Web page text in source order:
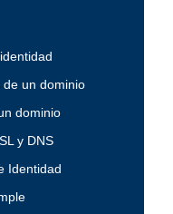
de un dominio
dominio
y DNS
Identidad